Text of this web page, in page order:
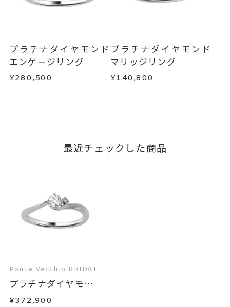
サイズ#5以上は、16文字まで刻印
刻印字体
文字タイプA、文字タイプB、文字
タイプCよりお選びいただけま
不良品の場合、またはご注文のお品と異なる場合
はお問い合わせフォームよりご連絡ください。
この場合の返送料は弊社にて負担いたしますの
で、着払いにてご返送ください。
詳細はこちら
プラチナダイヤモンド
エンゲージリング
¥280,500
プラチナダイヤモンド
マリッジリング
¥140,800
最近チェックした商品
Ponte Vecchio BRIDAL
プラチナダイヤモン
ド...
¥372,900